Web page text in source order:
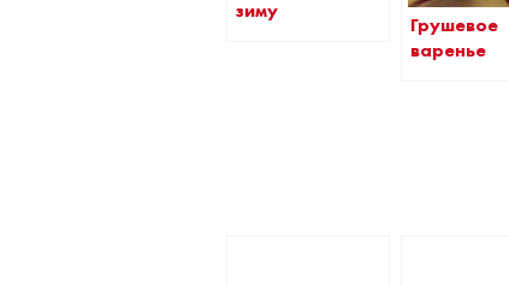
зиму
Грушевое
варенье